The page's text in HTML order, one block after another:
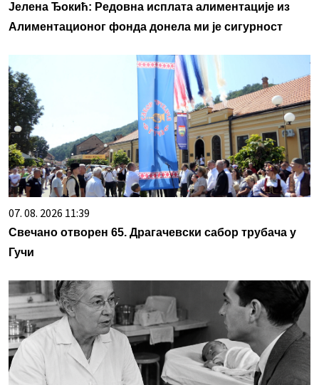
Јелена Ђокић: Редовна исплата алиментације из
Алиментационог фонда донела ми је сигурност
07. 08. 2026 11:39
Свечано отворен 65. Драгачевски сабор трубача у
Гучи